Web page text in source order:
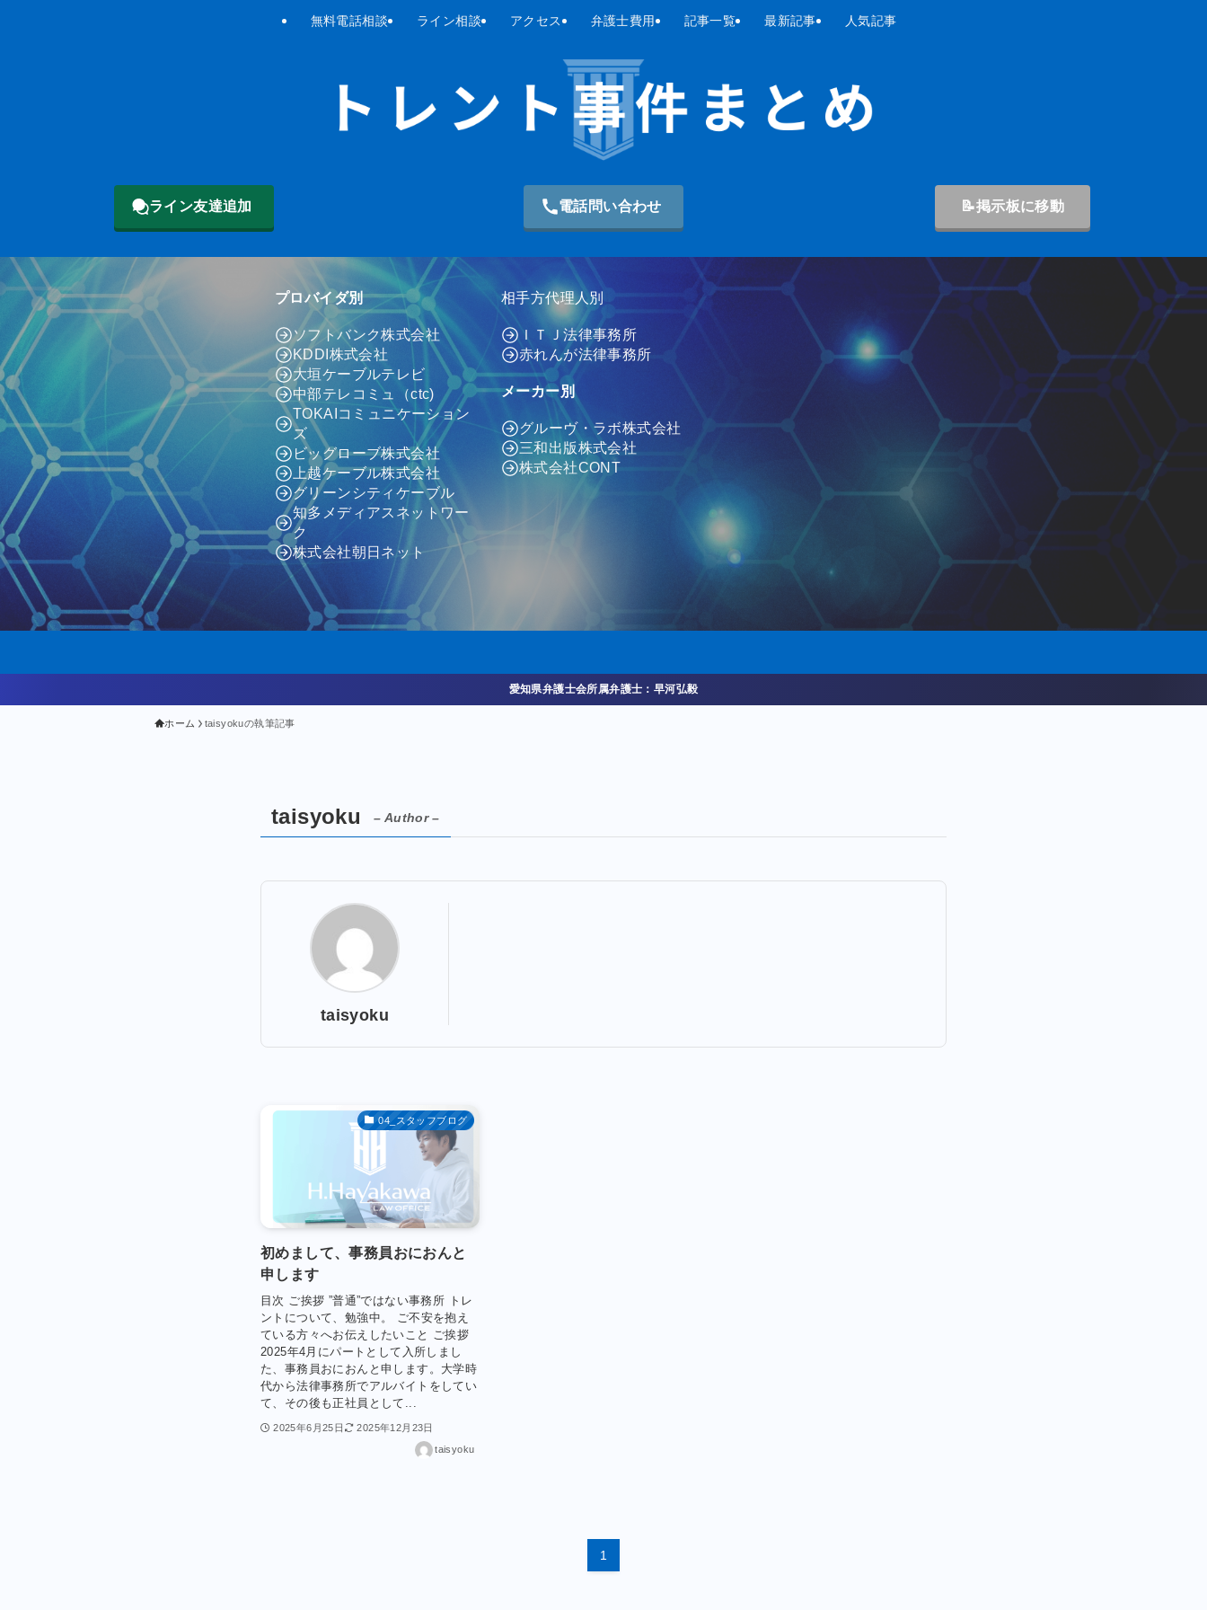
無料電話相談 ライン相談 アクセス 弁護士費用 記事一覧 最新記事 人気記事
ライン友達追加 電話問い合わせ 📝掲示板に移動
プロバイダ別
ソフトバンク株式会社
KDDI株式会社
大垣ケーブルテレビ
中部テレコミュ（ctc)
TOKAIコミュニケーション
ズ
ビッグローブ株式会社
上越ケーブル株式会社
グリーンシティケーブル
知多メディアスネットワー
ク
株式会社朝日ネット
相手方代理人別
ＩＴＪ法律事務所
赤れんが法律事務所
メーカー別
グルーヴ・ラボ株式会社
三和出版株式会社
株式会社CONT
愛知県弁護士会所属弁護士：早河弘毅
ホーム taisyokuの執筆記事
taisyoku – Author –
taisyoku
04_スタッフブログ
初めまして、事務員おにおんと
申します
目次 ご挨拶 ”普通”ではない事務所 トレ
ントについて、勉強中。 ご不安を抱え
ている方々へお伝えしたいこと ご挨拶
2025年4月にパートとして入所しまし
た、事務員おにおんと申します。大学時
代から法律事務所でアルバイトをしてい
て、その後も正社員として...
2025年6月25日 2025年12月23日
taisyoku
1